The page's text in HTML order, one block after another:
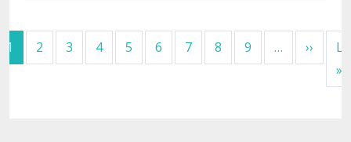
Pagination
1 2 3 4 5 6 7 8 9 … ››Next
»